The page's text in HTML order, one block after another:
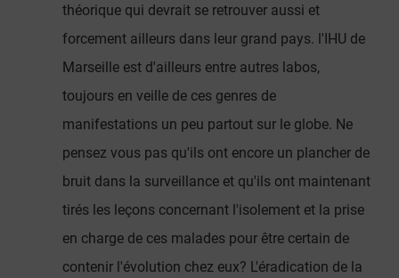
théorique qui devrait se retrouver aussi et
forcement ailleurs dans leur grand pays. l'IHU de
Marseille est d'ailleurs entre autres labos,
toujours en veille de ces genres de
manifestations un peu partout sur le globe. Ne
pensez vous pas qu'ils ont encore un plancher de
bruit dans la surveillance et qu'ils ont maintenant
tirés les leçons concernant l'isolement et la prise
en charge de ces malades pour être certain de
contenir l'évolution chez eux? L'éradication de la